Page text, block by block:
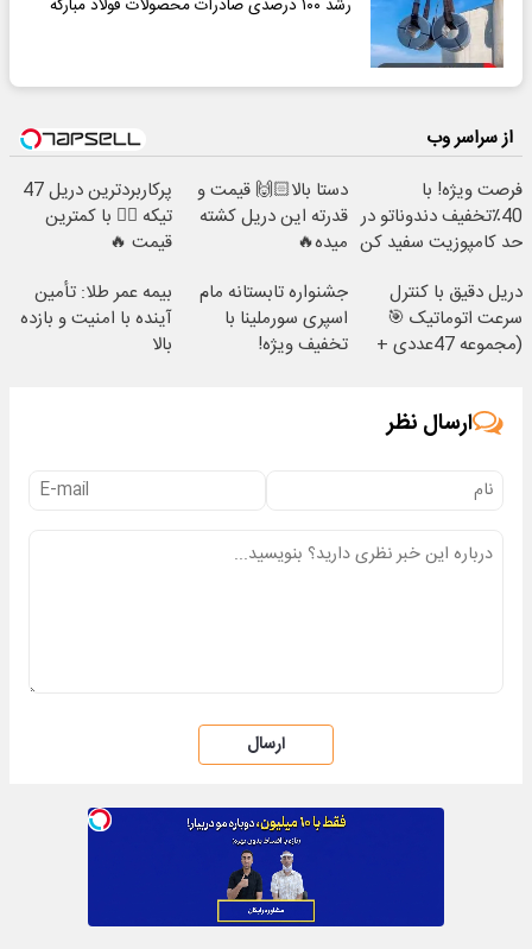
رشد ۱۰۰ درصدی صادرات محصولات فولاد مبارکه
از سراسر وب
فرصت ویژه! با
40٪تخفیف دندوناتو در
حد کامپوزیت سفید کن
دستا بالا🙌🏻 قیمت و
قدرته این دریل کشته
میده🔥
پرکاربردترین دریل 47
تیکه 👈🏻 با کمترین
قیمت 🔥
دریل دقیق با کنترل
سرعت اتوماتیک 🎯
(مجموعه 47عددی +
جشنواره تابستانه مام
اسپری سورملینا با
تخفیف ویژه!
بیمه عمر طلا: تأمین
آینده با امنیت و بازده
بالا
ارسال نظر
ارسال